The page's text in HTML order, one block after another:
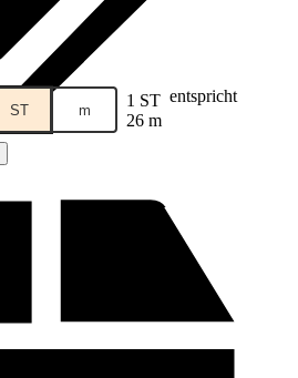
ST m 1 ST entspricht
26 m